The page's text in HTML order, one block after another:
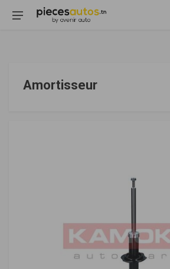
Amortisseur